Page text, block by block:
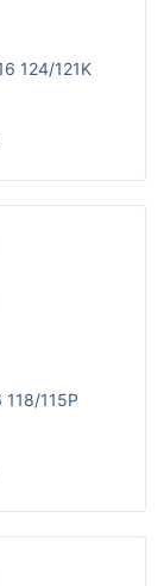
124/121K
115P